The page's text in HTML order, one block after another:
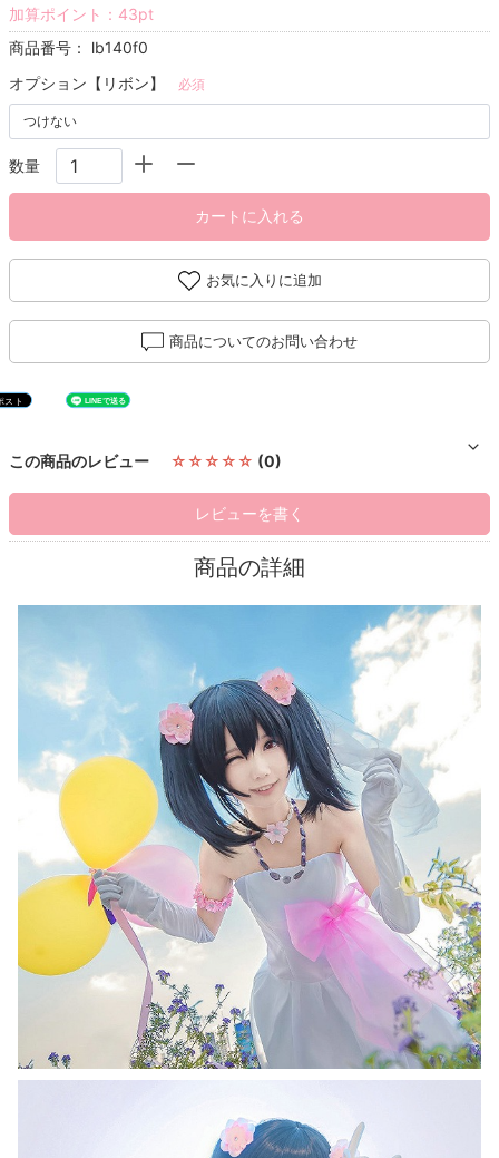
加算ポイント： 43pt
商品番号： lb140f0
オプション【リボン】
必須
数量
カートに入れる
お気に入りに追加
商品についてのお問い合わせ
この商品のレビュー ☆☆☆☆☆ (0)
レビューを書く
商品の詳細